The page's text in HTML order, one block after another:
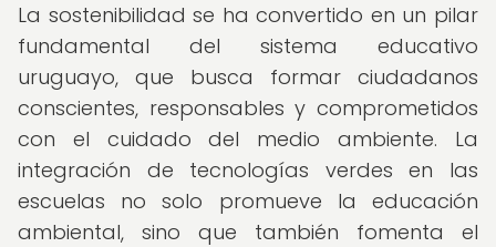
La sostenibilidad se ha convertido en un pilar
fundamental del sistema educativo
uruguayo, que busca formar ciudadanos
conscientes, responsables y comprometidos
con el cuidado del medio ambiente. La
integración de tecnologías verdes en las
escuelas no solo promueve la educación
ambiental, sino que también fomenta el